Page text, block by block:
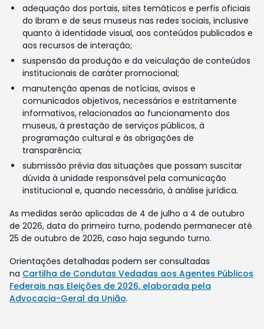
adequação dos portais, sites temáticos e perfis oficiais
do Ibram e de seus museus nas redes sociais, inclusive
quanto à identidade visual, aos conteúdos publicados e
aos recursos de interação;
suspensão da produção e da veiculação de conteúdos
institucionais de caráter promocional;
manutenção apenas de notícias, avisos e
comunicados objetivos, necessários e estritamente
informativos, relacionados ao funcionamento dos
museus, à prestação de serviços públicos, à
programação cultural e às obrigações de
transparência;
submissão prévia das situações que possam suscitar
dúvida à unidade responsável pela comunicação
institucional e, quando necessário, à análise jurídica.
As medidas serão aplicadas de 4 de julho a 4 de outubro
de 2026, data do primeiro turno, podendo permanecer até
25 de outubro de 2026, caso haja segundo turno.
Orientações detalhadas podem ser consultadas
na Cartilha de Condutas Vedadas aos Agentes Públicos
Federais nas Eleições de 2026, elaborada pela
Advocacia-Geral da União.